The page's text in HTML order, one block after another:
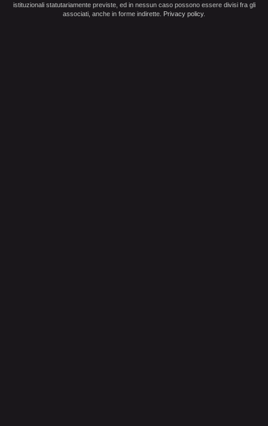
istituzionali statutariamente previste, ed in nessun caso possono essere divisi fra gli
associati, anche in forme indirette. Privacy policy.